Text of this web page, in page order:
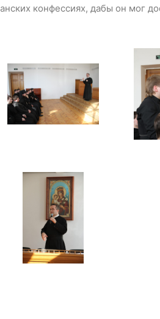
конфессиях, дабы он мог